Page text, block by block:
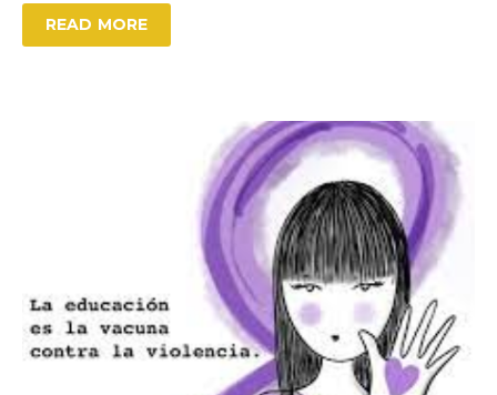
READ MORE